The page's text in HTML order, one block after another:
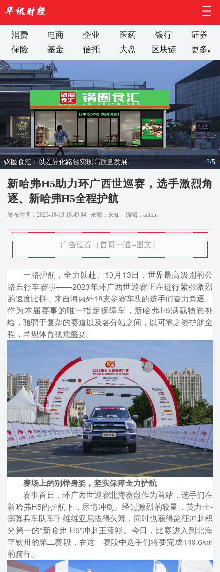
消费 电商 企业 医药 银行
证券
保险
基金 信托 大盘 区块链 更多
锅圈食汇：以差异化路径实现高质量发展 5/5
新哈弗H5助力环广西世巡赛，选手激烈角
逐、新哈弗H5全程护航
发布时间：2023-10-13 18:49:04 来源：未知 编辑：admin
广告位置（首页一通--图文）
一路护航，全力以赴。10月13日，世界最高级别的公
路自行车赛事——2023年环广西世巡赛正在进行紧张激烈
的速度比拼，来自海内外18支参赛车队的选手们奋力角逐。
作为本届赛事的唯一指定保障车，新哈弗H5满载物资补
给，驰骋于复杂的赛道以及各分站之间，以可靠之姿护航全
程，呈现体育视觉盛宴。
赛场上的别样身姿，坚实保障全力护航
赛事首日，环广西世巡赛北海赛段作为首站，选手们在
新哈弗H5的护航下，尽情冲刺。经过激烈的较量，英力士-
掷弹兵车队车手维维亚尼拔得头筹，同时也获得象征冲刺积
分第一的“新哈弗 H5”冲刺王蓝衫。今日，比赛进入到北海
至钦州的第二赛段，在这一赛段中选手们将要完成149.6km
的骑行。